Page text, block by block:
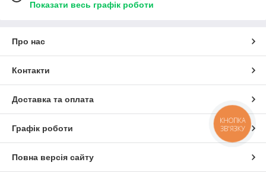
Показати весь графік роботи
Про нас
Контакти
Доставка та оплата
Графік роботи
Повна версія сайту
КНОПКА
ЗВ'ЯЗКУ